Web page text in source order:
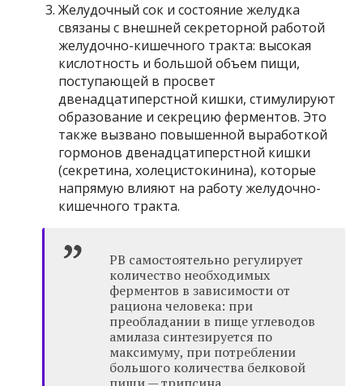
Желудочный сок и состояние желудка
связаны с внешней секреторной работой
желудочно-кишечного тракта: высокая
кислотность и большой объем пищи,
поступающей в просвет
двенадцатиперстной кишки, стимулируют
образование и секрецию ферментов. Это
также вызвано повышенной выработкой
гормонов двенадцатиперстной кишки
(секретина, холецистокинина), которые
напрямую влияют на работу желудочно-
кишечного тракта.
РВ самостоятельно регулирует
количество необходимых
ферментов в зависимости от
рациона человека: при
преобладании в пище углеводов
амилаза синтезируется по
максимуму, при потреблении
большого количества белковой